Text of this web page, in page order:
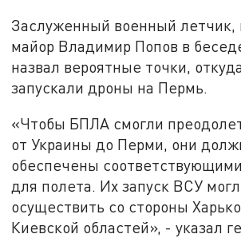
Заслуженный военный летчик,
майор Владимир Попов в
назвал вероятные точки,
запускали дроны на Пермь.
«Чтобы БПЛА смогли
от Украины до Перми, они
обеспечены
для полета. Их запуск ВСУ
осуществить со стороны
Киевской областей», - указал